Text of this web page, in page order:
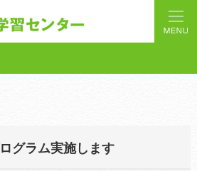
。地域の講座や施設をご案内しています。
ト
グラム実施します